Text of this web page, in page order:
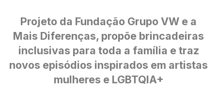
Projeto da Fundação Grupo VW e a
Mais Diferenças, propõe brincadeiras
inclusivas para toda a família e traz
novos episódios inspirados em artistas
mulheres e LGBTQIA+